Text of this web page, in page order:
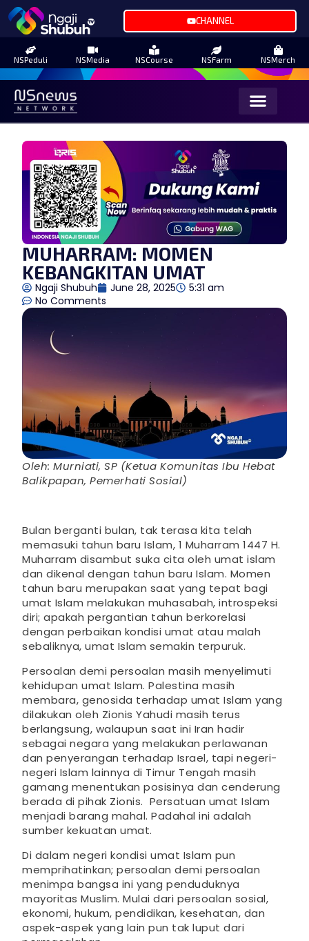
CHANNEL
NSPeduli NSMedia NSCourse NSFarm NSMerch
MUHARRAM: MOMEN
KEBANGKITAN UMAT
Ngaji Shubuh June 28, 2025
5:31 am
No Comments
Oleh: Murniati, SP (Ketua Komunitas Ibu Hebat
Balikpapan, Pemerhati Sosial)
Bulan berganti bulan, tak terasa kita telah
memasuki tahun baru Islam, 1 Muharram 1447 H.
Muharram disambut suka cita oleh umat islam
dan dikenal dengan tahun baru Islam. Momen
tahun baru merupakan saat yang tepat bagi
umat Islam melakukan muhasabah, introspeksi
diri; apakah pergantian tahun berkorelasi
dengan perbaikan kondisi umat atau malah
sebaliknya, umat Islam semakin terpuruk.
Persoalan demi persoalan masih menyelimuti
kehidupan umat Islam. Palestina masih
membara, genosida terhadap umat Islam yang
dilakukan oleh Zionis Yahudi masih terus
berlangsung, walaupun saat ini Iran hadir
sebagai negara yang melakukan perlawanan
dan penyerangan terhadap Israel, tapi negeri-
negeri Islam lainnya di Timur Tengah masih
gamang menentukan posisinya dan cenderung
berada di pihak Zionis. Persatuan umat Islam
menjadi barang mahal. Padahal ini adalah
sumber kekuatan umat.
Di dalam negeri kondisi umat Islam pun
memprihatinkan; persoalan demi persoalan
menimpa bangsa ini yang penduduknya
mayoritas Muslim. Mulai dari persoalan sosial,
ekonomi, hukum, pendidikan, kesehatan, dan
aspek-aspek yang lain pun tak luput dari